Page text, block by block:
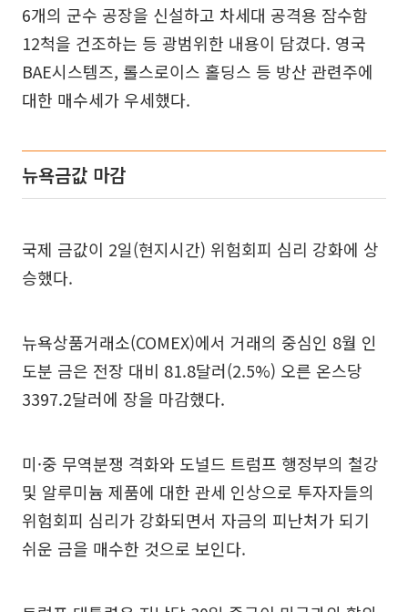
6개의 군수 공장을 신설하고 차세대 공격용 잠수함
12척을 건조하는 등 광범위한 내용이 담겼다. 영국
BAE시스템즈, 롤스로이스 홀딩스 등 방산 관련주에
대한 매수세가 우세했다.
뉴욕금값 마감
국제 금값이 2일(현지시간) 위험회피 심리 강화에 상
승했다.
뉴욕상품거래소(COMEX)에서 거래의 중심인 8월 인
도분 금은 전장 대비 81.8달러(2.5%) 오른 온스당
3397.2달러에 장을 마감했다.
미·중 무역분쟁 격화와 도널드 트럼프 행정부의 철강
및 알루미늄 제품에 대한 관세 인상으로 투자자들의
위험회피 심리가 강화되면서 자금의 피난처가 되기
쉬운 금을 매수한 것으로 보인다.